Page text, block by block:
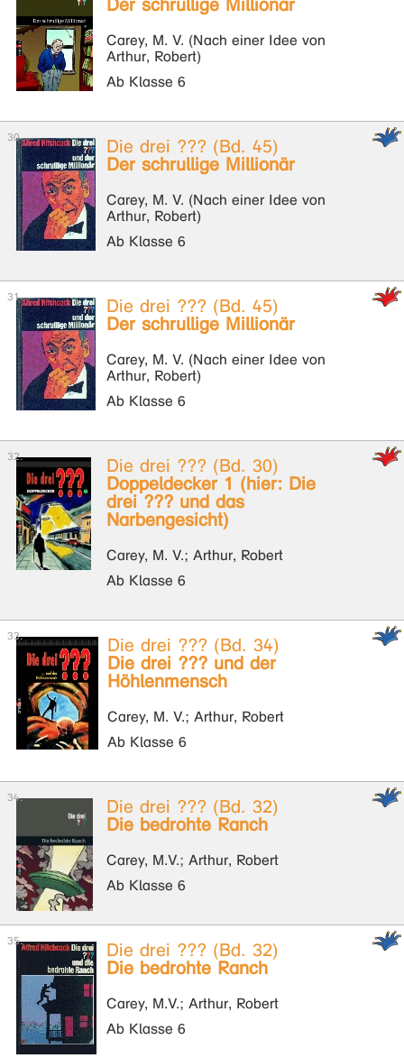
Der schrullige Millionär
Carey, M. V. (Nach einer Idee von
Arthur, Robert)
Ab Klasse 6
Die drei ??? (Bd. 45)
Der schrullige Millionär
Carey, M. V. (Nach einer Idee von
Arthur, Robert)
Ab Klasse 6
Die drei ??? (Bd. 45)
Der schrullige Millionär
Carey, M. V. (Nach einer Idee von
Arthur, Robert)
Ab Klasse 6
Die drei ??? (Bd. 30)
Doppeldecker 1 (hier: Die
drei ??? und das
Narbengesicht)
Carey, M. V.; Arthur, Robert
Ab Klasse 6
Die drei ??? (Bd. 34)
Die drei ??? und der
Höhlenmensch
Carey, M. V.; Arthur, Robert
Ab Klasse 6
Die drei ??? (Bd. 32)
Die bedrohte Ranch
Carey, M.V.; Arthur, Robert
Ab Klasse 6
Die drei ??? (Bd. 32)
Die bedrohte Ranch
Carey, M.V.; Arthur, Robert
Ab Klasse 6